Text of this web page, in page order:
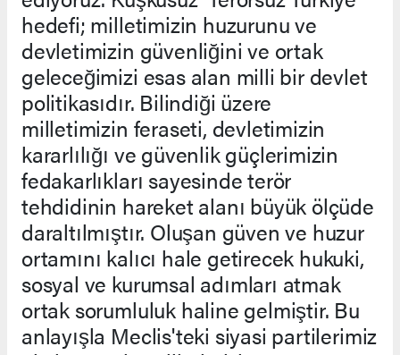
hedefi; milletimizin huzurunu ve
devletimizin güvenliğini ve ortak
geleceğimizi esas alan milli bir devlet
politikasıdır. Bilindiği üzere
milletimizin feraseti, devletimizin
kararlılığı ve güvenlik güçlerimizin
fedakarlıkları sayesinde terör
tehdidinin hareket alanı büyük ölçüde
daraltılmıştır. Oluşan güven ve huzur
ortamını kalıcı hale getirecek hukuki,
sosyal ve kurumsal adımları atmak
ortak sorumluluk haline gelmiştir. Bu
anlayışla Meclis'teki siyasi partilerimiz